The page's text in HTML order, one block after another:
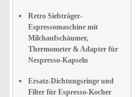
Retro Siebträger-
Espressomaschine mit
Milchaufschäumer,
Thermometer & Adapter für
Nespresso-Kapseln
Ersatz-Dichtungsringe und
Filter für Espresso-Kocher